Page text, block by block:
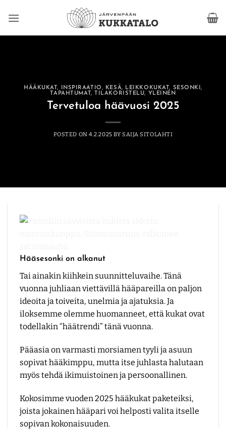
HÄÄKUKAT, INSPIRAATIO, KESÄ, LEIKKOKUKAT, SESONKI,
TAPAHTUMAT, TILAKORISTELU, YLEINEN
Tervetuloa häävuosi 2025
POSTED ON4.2.2025 BY SAIJA SITOLAHTI
Hääsesonki on alkanut
Tai ainakin kiihkein suunnitteluvaihe. Tänä
vuonna juhliaan viettävillä hääpareilla on paljon
ideoita ja toiveita, unelmia ja ajatuksia. Ja
iloksemme olemme huomanneet, että kukat ovat
todellakin “häätrendi” tänä vuonna.
Pääasia on varmasti morsiamen tyyli ja asuun
sopivat hääkimppu, mutta itse juhlasta halutaan
myös tehdä ikimuistoinen ja persoonallinen.
Kokosimme vuoden 2025 hääkukat paketeiksi,
joista jokainen hääpari voi helposti valita itselle
sopivan kokonaisuuden.